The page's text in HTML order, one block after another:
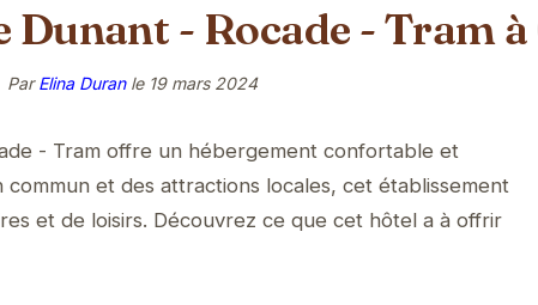
Dunant - Rocade - Tram
ParElina Duranle 19 mars 2024
- Tram offre un hébergement confortable et
et des attractions locales, cet établissement
et de loisirs. Découvrez ce que cet hôtel a à offrir